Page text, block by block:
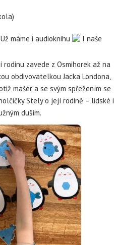
máme i audioknihu
I naše
zavede z Osmihorek až na
obdivovatelkou Jacka Londona,
mašér a se svým spřežením se
Stely o její rodině – lidské i
duším.